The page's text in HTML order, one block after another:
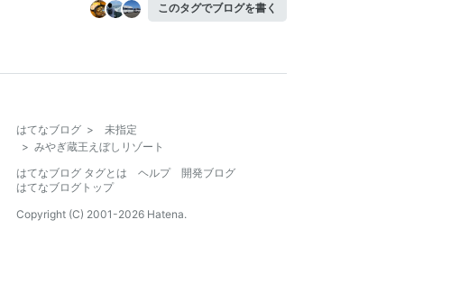
このタグでブログを書く
はてなブログ >
未指定
> みやぎ蔵王えぼしリゾート
はてなブログ タグとは
ヘルプ
開発ブログ
はてなブログトップ
Copyright (C) 2001-2026 Hatena.